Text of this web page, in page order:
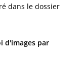
dans le dossier
d'images par